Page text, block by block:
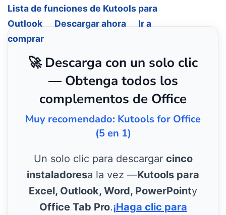
Lista de funciones de Kutools para
Outlook
Descargar ahora
Ir a
comprar
🚀 Descarga con un solo clic
— Obtenga todos los
complementos de Office
Muy recomendado: Kutools for Office
(5 en 1)
Un solo clic para descargar cinco
instaladoresa la vez —Kutools para
Excel, Outlook, Word, PowerPointy
Office Tab Pro.¡Haga clic para